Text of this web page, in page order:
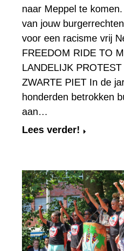
naar Meppel te
van jouw
voor een racisme vrij
FREEDOM RIDE TO
LANDELIJK
ZWARTE PIET In de
honderden betrokken
aan…
Lees verder!